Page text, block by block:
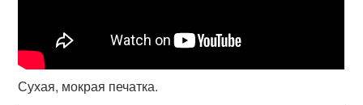
Сухая, мокрая печатка.